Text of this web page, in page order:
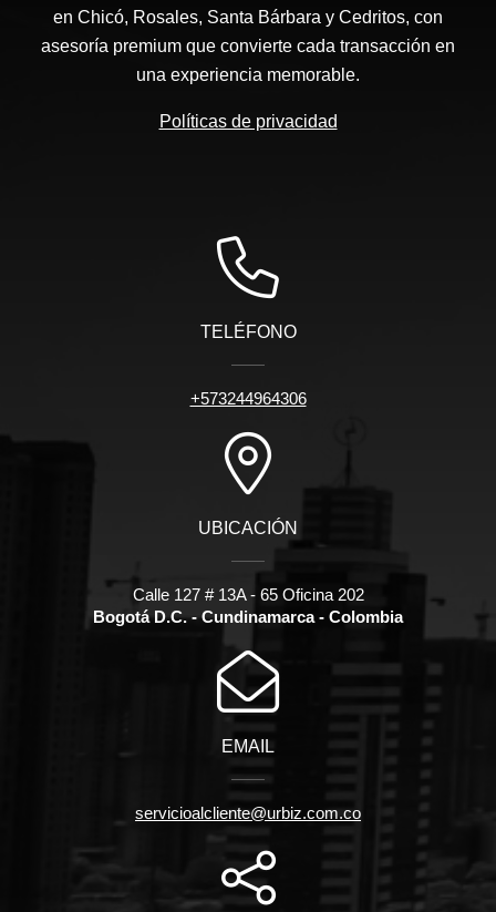
en Chicó, Rosales, Santa Bárbara y Cedritos, con
asesoría premium que convierte cada transacción en
una experiencia memorable.
Políticas de privacidad
TELÉFONO
+573244964306
UBICACIÓN
Calle 127 # 13A - 65 Oficina 202
Bogotá D.C. - Cundinamarca - Colombia
EMAIL
servicioalcliente@urbiz.com.co